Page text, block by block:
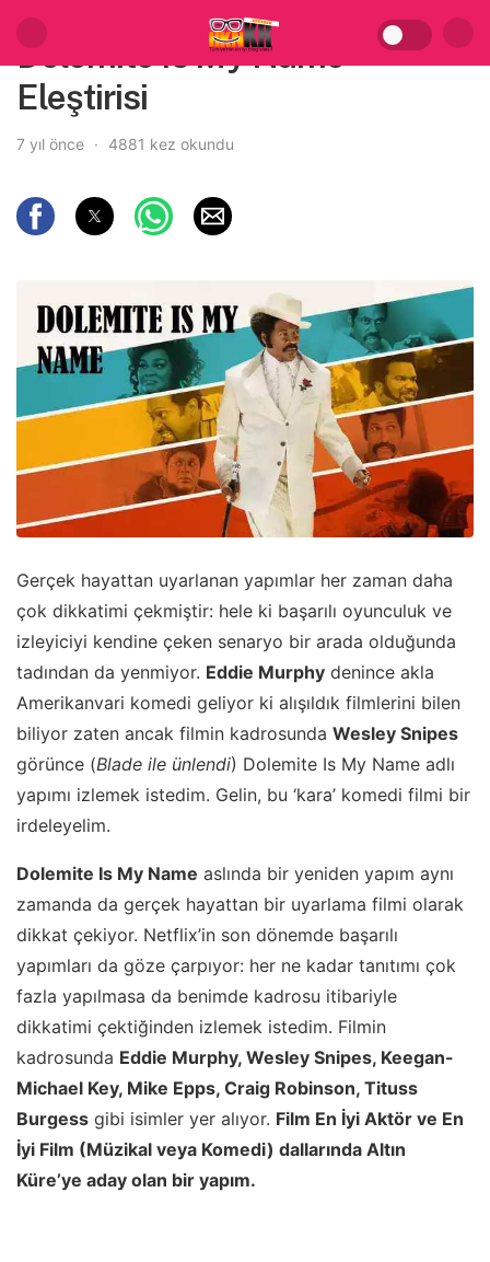
Dolemite Is My Name
Eleştirisi
7 yıl önce 4881 kez okundu
Gerçek hayattan uyarlanan yapımlar her zaman daha
çok dikkatimi çekmiştir: hele ki başarılı oyunculuk ve
izleyiciyi kendine çeken senaryo bir arada olduğunda
tadından da yenmiyor. Eddie Murphy denince akla
Amerikanvari komedi geliyor ki alışıldık filmlerini bilen
biliyor zaten ancak filmin kadrosunda Wesley Snipes
görünce (Blade ile ünlendi) Dolemite Is My Name adlı
yapımı izlemek istedim. Gelin, bu ‘kara’ komedi filmi bir
irdeleyelim.
Dolemite Is My Name aslında bir yeniden yapım aynı
zamanda da gerçek hayattan bir uyarlama filmi olarak
dikkat çekiyor. Netflix’in son dönemde başarılı
yapımları da göze çarpıyor: her ne kadar tanıtımı çok
fazla yapılmasa da benimde kadrosu itibariyle
dikkatimi çektiğinden izlemek istedim. Filmin
kadrosunda Eddie Murphy, Wesley Snipes, Keegan-
Michael Key, Mike Epps, Craig Robinson, Tituss
Burgess gibi isimler yer alıyor. Film En İyi Aktör ve En
İyi Film (Müzikal veya Komedi) dallarında Altın
Küre’ye aday olan bir yapım.